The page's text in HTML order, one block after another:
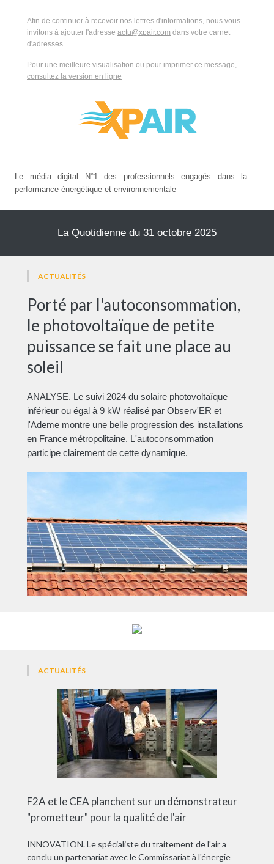
Afin de continuer à recevoir nos lettres d'informations, nous vous
invitons à ajouter l'adresse actu@xpair.com dans votre carnet
d'adresses.
Pour une meilleure visualisation ou pour imprimer ce message,
consultez la version en ligne
Le média digital N°1 des professionnels engagés dans la
performance énergétique et environnementale
La Quotidienne du 31 octobre 2025
ACTUALITÉS
Porté par l'autoconsommation,
le photovoltaïque de petite
puissance se fait une place au
soleil
ANALYSE. Le suivi 2024 du solaire photovoltaïque
inférieur ou égal à 9 kW réalisé par Observ'ER et
l'Ademe montre une belle progression des installations
en France métropolitaine. L'autoconsommation
participe clairement de cette dynamique.
ACTUALITÉS
F2A et le CEA planchent sur un démonstrateur
"prometteur" pour la qualité de l'air
INNOVATION. Le spécialiste du traitement de l'air a
conclu un partenariat avec le Commissariat à l'énergie